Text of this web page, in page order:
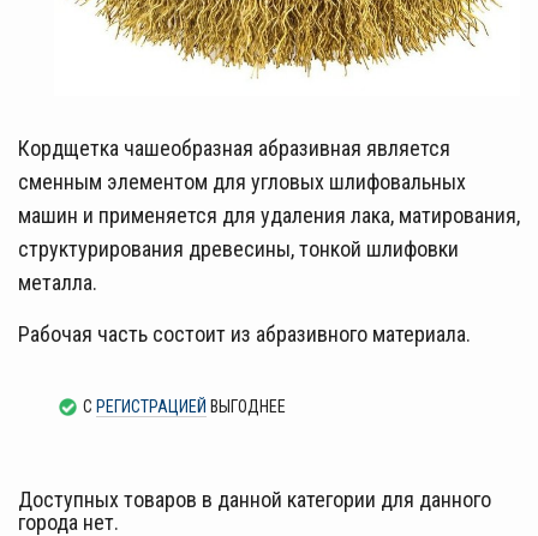
Кордщетка чашеобразная абразивная является
сменным элементом для угловых шлифовальных
машин и применяется для удаления лака, матирования,
структурирования древесины, тонкой шлифовки
металла.
Рабочая часть состоит из абразивного материала.
С РЕГИСТРАЦИЕЙ ВЫГОДНЕЕ
Доступных товаров в данной категории для данного
города нет.